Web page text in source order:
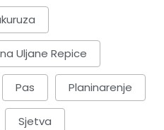
Uljane Repice
Pas Planinarenje
Sjetva